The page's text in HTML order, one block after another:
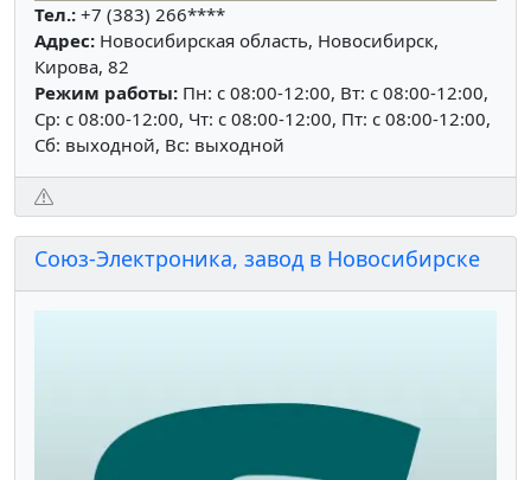
Тел.: +7 (383) 266****
Адрес: Новосибирская область, Новосибирск,
Кирова, 82
Режим работы: Пн: c 08:00-12:00, Вт: c 08:00-12:00,
Ср: c 08:00-12:00, Чт: c 08:00-12:00, Пт: c 08:00-12:00,
Сб: выходной, Вс: выходной
Союз-Электроника, завод в Новосибирске